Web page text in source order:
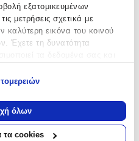
εξατομικευμένων
μετρήσεις σχετικά με
καλύτερη εικόνα του κοινού
Έχετε τη δυνατότητα
σχετικά με τη γεωγραφική
να είναι ακριβείς σε
όλων
τα cookies